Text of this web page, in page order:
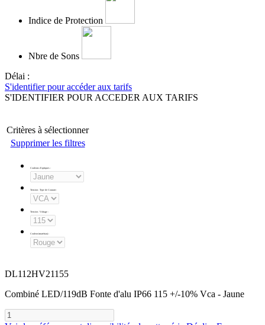
Indice de Protection
Nbre de Sons
Délai :
S'identifier pour accéder aux tarifs
S'IDENTIFIER POUR ACCEDER AUX TARIFS
Critères à sélectionner
Supprimer les filtres
Couleurs d'optiques :
Tension - Type de Courant :
Tension - Voltage :
Couleur (matériau) :
DL112HV21155
Combiné LED/119dB Fonte d'alu IP66 115 +/-10% Vca - Jaune